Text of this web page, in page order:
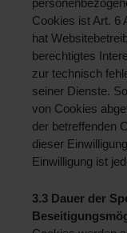
Cookies ist Art. 6
hat
berechtigtes
zur technisch
seiner Dienste.
von Cookies
der betreffenden
dieser
Einwilligung ist
3.3 Dauer der